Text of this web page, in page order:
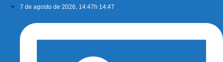
conteúdo
7 de agosto de 2026, 14:47h 14:47